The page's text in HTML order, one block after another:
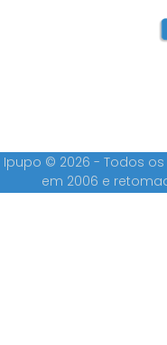
Ipupo © 2026 - Todos
em 2006 e